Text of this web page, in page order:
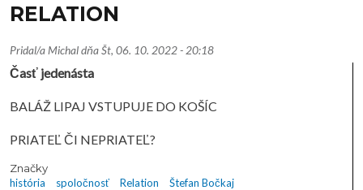
RELATION
Pridal/a MichaldňaŠt, 06. 10. 2022 - 20:18
Časť jedenásta
BALÁŽ LIPAJ VSTUPUJE DO KOŠÍC
PRIATEĽ ČI NEPRIATEĽ?
Značky
história
spoločnosť Relation Štefan Bočkaj